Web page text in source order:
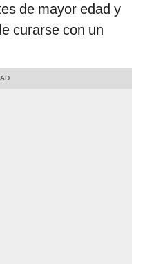
de mayor edad y
curarse con un